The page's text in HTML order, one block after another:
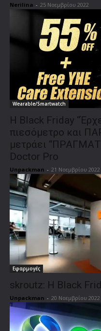
Nerilina - 25 Νοεμβρίου 2022
Wearable/Smartwatch
Η Black Friday
πιεσόμετρο και
μετράει
Doctor Pro
Unpackman - 21 Νοεμβρίου 2022
Εφαρμογές
skroutz: Η Black
Unpackman - 20 Νοεμβρίου 2022